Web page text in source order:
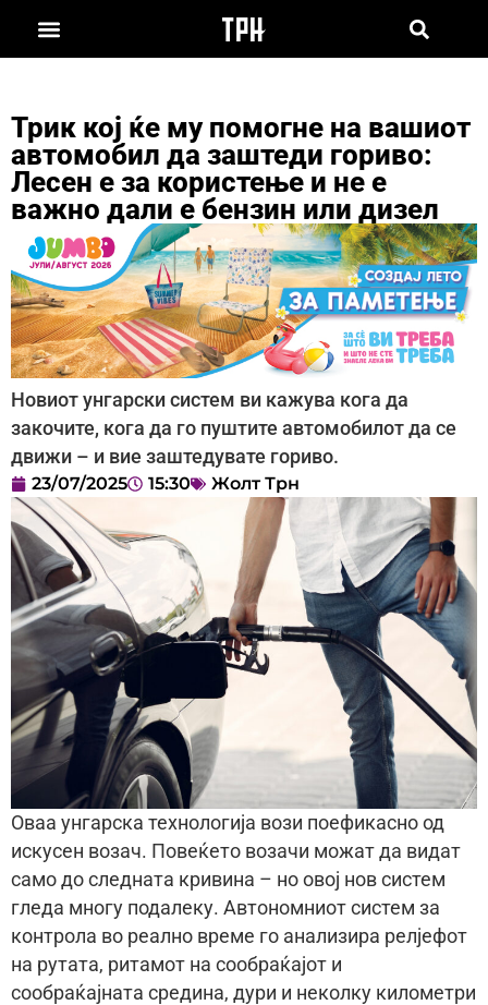
Трик кој ќе му помогне на вашиот
автомобил да заштеди гориво:
Лесен е за користење и не е
важно дали е бензин или дизел
Новиот унгарски систем ви кажува кога да
закочите, кога да го пуштите автомобилот да се
движи – и вие заштедувате гориво.
23/07/2025 15:30 Жолт Трн
Оваа унгарска технологија вози поефикасно од
искусен возач. Повеќето возачи можат да видат
само до следната кривина – но овој нов систем
гледа многу подалеку. Автономниот систем за
контрола во реално време го анализира релјефот
на рутата, ритамот на сообраќајот и
сообраќајната средина, дури и неколку километри